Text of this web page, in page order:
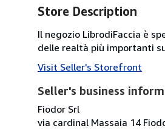
Store Description
Il negozio LibrodiFaccia è
delle realtà più importanti
Visit Seller's Storefront
Seller's business
Fiodor Srl
via cardinal Massaia 14